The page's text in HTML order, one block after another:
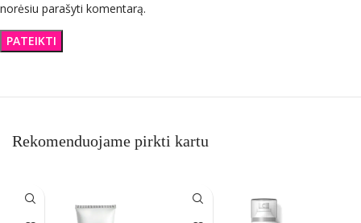
norėsiu parašyti komentarą.
Rekomenduojame pirkti kartu